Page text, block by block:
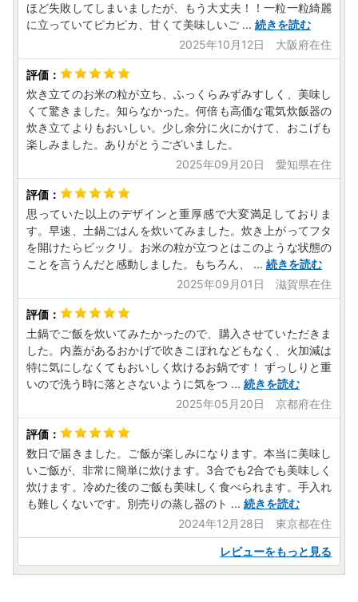
ほど失敗してしまいましたが、もう大丈夫！！一粒一粒綺麗
に立っていてピカピカ、甘くて美味しいご ... 続きを読む
2025年10月12日 大阪府在住
炊き立てのお米の粒が立ち、ふっくらみずみすしく、美味し
くて驚きました。知らなかった。何倍も高価な電気炊飯器の
炊き立てよりもおいしい。少し余分に火にかけて、おこげも
楽しみました。ありがとうございました。
2025年09月20日 愛知県在住
思っていた以上のデザインと重厚感で大変満足しておりま
す。早速、土鍋ごはんを炊いてみました。炊き上がってフタ
を開けたらビックリ。お米の粒が立つとはこのような状態の
ことを言うんだと感動しました。もちろん、
... 続きを読む
2025年09月01日 滋賀県在住
土鍋でご飯を炊いてみたかったので、購入させていただきま
した。内蓋があるおかげで吹きこぼれなどもなく、火加減は
特に気にしなくてもおいしく炊けるお鍋です！ ずっしりと重
いので洗う時に落とさないように気をつ ... 続きを読む
2025年05月20日 京都府在住
数日で届きました。ご飯が楽しみになります。本当に美味し
いご飯が、非常に簡単に炊けます。3合でも2合でも美味しく
炊けます。冷めた後のご飯も美味しく食べられます。手入れ
も難しくないです。別売りの蒸し器のト ... 続きを読む
2024年12月28日 東京都在住
レビューをもっと見る